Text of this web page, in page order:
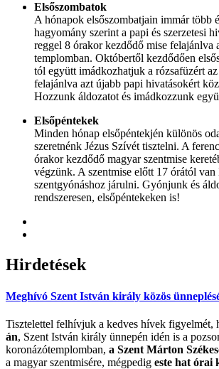
Elsőszombatok
A hónapok elsőszombatjain immár több
hagyomány szerint a papi és szerzetesi
reggel 8 órakor kezdődő mise felajánlva
templomban. Októbertől kezdődően
tól együtt imádkozhatjuk a rózsafüzért
felajánlva azt újabb papi hivatásokért
Hozzunk áldozatot és imádkozzunk
Elsőpéntekek
Minden hónap elsőpéntekjén különös
szeretnénk Jézus Szívét tisztelni. A
órakor kezdődő magyar szentmise
végzünk. A szentmise előtt 17 órától van
szentgyónáshoz járulni. Gyónjunk és
rendszeresen, elsőpéntekeken is!
Hirdetések
Meghívó Szent István király közös
Tisztelettel felhívjuk a kedves hívek figyelmét,
án, Szent István király ünnepén idén is a
koronázótemplomban, a Szent Márton
a magyar szentmisére, mégpedig este hat órai